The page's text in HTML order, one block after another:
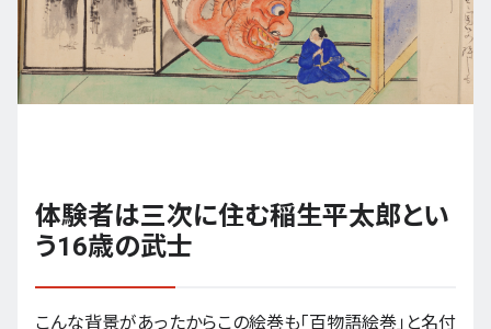
体験者は三次に住む稲生平太郎とい
う16歳の武士
こんな背景があったからこの絵巻も「百物語絵巻」と名付